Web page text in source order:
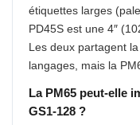
étiquettes larges
PD45S est une 4″
Les deux partagent
langages, mais la
La PM65 peut-elle
GS1-128 ?